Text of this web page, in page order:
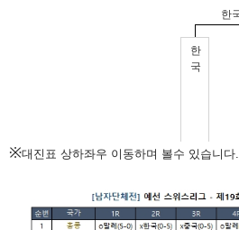
※대진표 상하좌우 이동하며 볼수 있습니다.